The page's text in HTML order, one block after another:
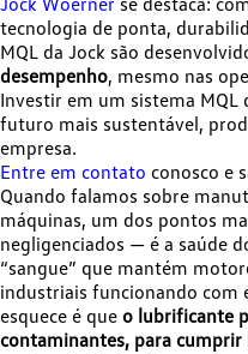
tecnologia de ponta,
MQL da Jock são
desempenho, mesmo nas
Investir em um sistema MQL
futuro mais sustentável,
empresa.
Entre em contato conosco e
Quando falamos sobre
máquinas, um dos pontos
negligenciados — é a saúde
“sangue” que mantém
industriais funcionando com
esquece é que o lubrificante
contaminantes, para cumprir